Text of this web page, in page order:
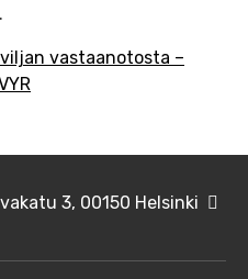
vastaanotosta –
3, 00150 Helsinki